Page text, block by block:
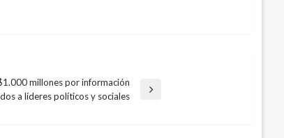
millones por información
a líderes políticos y sociales